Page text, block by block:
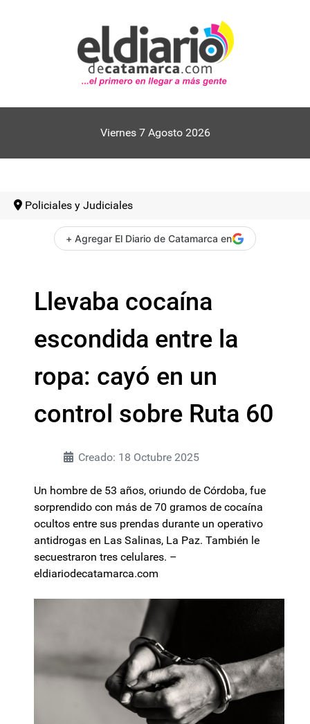
Viernes 7 Agosto 2026
Policiales y Judiciales
+ Agregar El Diario de Catamarca en
Llevaba cocaína
escondida entre la
ropa: cayó en un
control sobre Ruta 60
Creado: 18 Octubre 2025
Un hombre de 53 años, oriundo de Córdoba, fue
sorprendido con más de 70 gramos de cocaína
ocultos entre sus prendas durante un operativo
antidrogas en Las Salinas, La Paz. También le
secuestraron tres celulares. –
eldiariodecatamarca.com